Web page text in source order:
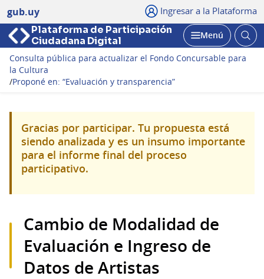
gub.uy Ingresar a la Plataforma
Plataforma de Participación
Ciudadana Digital
Abrir
Menú
Consulta pública para actualizar el Fondo Concursable para
la Cultura
/Proponé en: “Evaluación y transparencia”
Gracias por participar. Tu propuesta está
siendo analizada y es un insumo importante
para el informe final del proceso
participativo.
Cambio de Modalidad de
Evaluación e Ingreso de
Datos de Artistas